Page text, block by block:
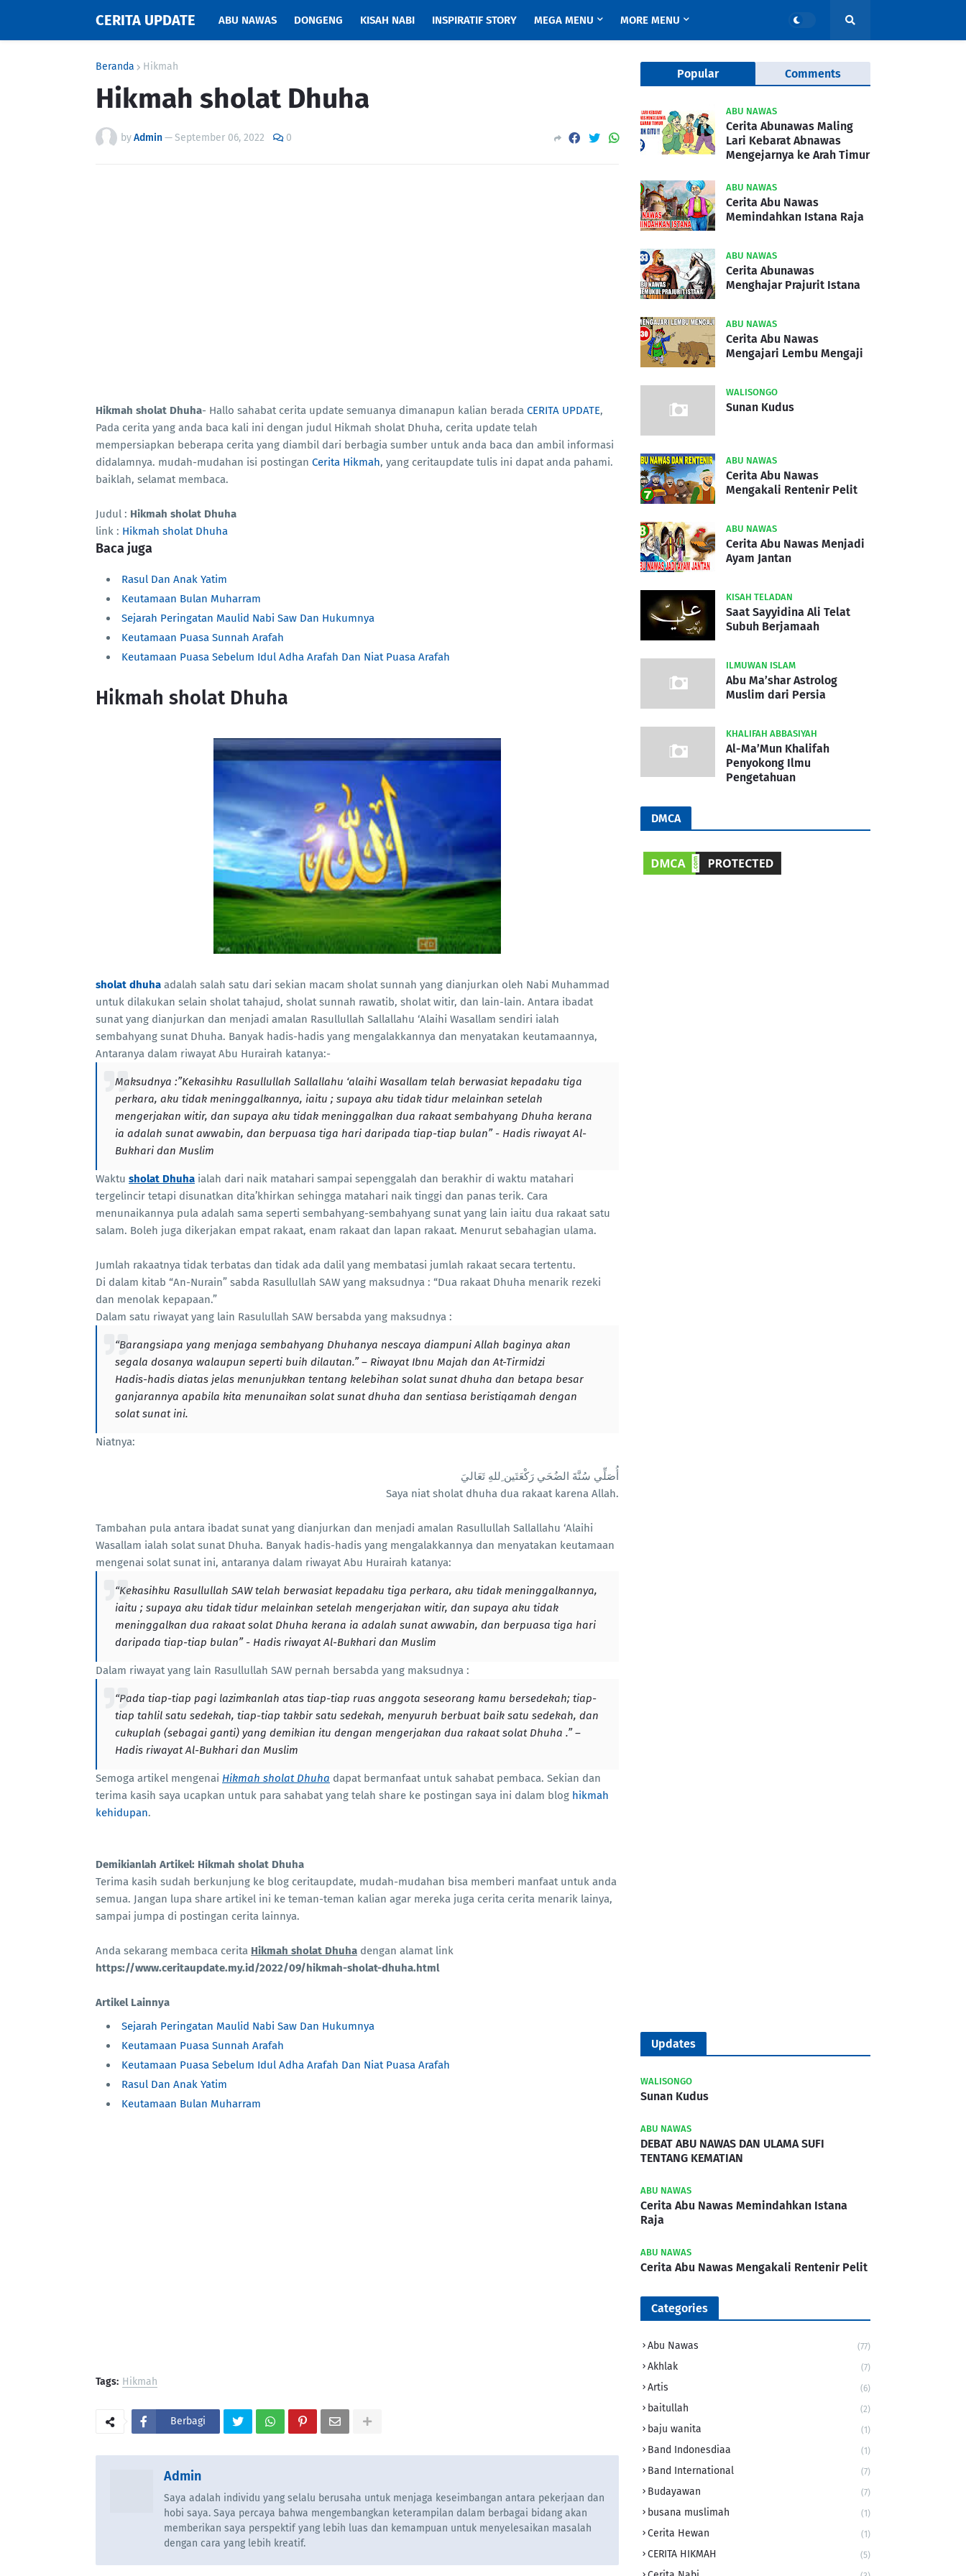
CERITA UPDATE ABU NAWAS DONGENG KISAH NABI INSPIRATIF STORY MEGA MENU MORE MENU
Beranda Hikmah
Hikmah sholat Dhuha
byAdmin—September 06, 2022 0
Hikmah sholat Dhuha- Hallo sahabat cerita update semuanya dimanapun kalian berada CERITA UPDATE,
Pada cerita yang anda baca kali ini dengan judul Hikmah sholat Dhuha, cerita update telah
mempersiapkan beberapa cerita yang diambil dari berbagia sumber untuk anda baca dan ambil informasi
didalamnya. mudah-mudahan isi postingan Cerita Hikmah, yang ceritaupdate tulis ini dapat anda pahami.
baiklah, selamat membaca.
Judul : Hikmah sholat Dhuha
link : Hikmah sholat Dhuha
Baca juga
Rasul Dan Anak Yatim
Keutamaan Bulan Muharram
Sejarah Peringatan Maulid Nabi Saw Dan Hukumnya
Keutamaan Puasa Sunnah Arafah
Keutamaan Puasa Sebelum Idul Adha Arafah Dan Niat Puasa Arafah
Hikmah sholat Dhuha
sholat dhuha adalah salah satu dari sekian macam sholat sunnah yang dianjurkan oleh Nabi Muhammad
untuk dilakukan selain sholat tahajud, sholat sunnah rawatib, sholat witir, dan lain-lain. Antara ibadat
sunat yang dianjurkan dan menjadi amalan Rasullullah Sallallahu ‘Alaihi Wasallam sendiri ialah
sembahyang sunat Dhuha. Banyak hadis-hadis yang mengalakkannya dan menyatakan keutamaannya,
Antaranya dalam riwayat Abu Hurairah katanya:-
Maksudnya :”Kekasihku Rasullullah Sallallahu ‘alaihi Wasallam telah berwasiat kepadaku tiga
perkara, aku tidak meninggalkannya, iaitu ; supaya aku tidak tidur melainkan setelah
mengerjakan witir, dan supaya aku tidak meninggalkan dua rakaat sembahyang Dhuha kerana
ia adalah sunat awwabin, dan berpuasa tiga hari daripada tiap-tiap bulan” - Hadis riwayat Al-
Bukhari dan Muslim
Waktu sholat Dhuha ialah dari naik matahari sampai sepenggalah dan berakhir di waktu matahari
tergelincir tetapi disunatkan dita’khirkan sehingga matahari naik tinggi dan panas terik. Cara
menunaikannya pula adalah sama seperti sembahyang-sembahyang sunat yang lain iaitu dua rakaat satu
salam. Boleh juga dikerjakan empat rakaat, enam rakaat dan lapan rakaat. Menurut sebahagian ulama.
Jumlah rakaatnya tidak terbatas dan tidak ada dalil yang membatasi jumlah rakaat secara tertentu.
Di dalam kitab “An-Nurain” sabda Rasullullah SAW yang maksudnya : “Dua rakaat Dhuha menarik rezeki
dan menolak kepapaan.”
Dalam satu riwayat yang lain Rasulullah SAW bersabda yang maksudnya :
“Barangsiapa yang menjaga sembahyang Dhuhanya nescaya diampuni Allah baginya akan
segala dosanya walaupun seperti buih dilautan.” – Riwayat Ibnu Majah dan At-Tirmidzi
Hadis-hadis diatas jelas menunjukkan tentang kelebihan solat sunat dhuha dan betapa besar
ganjarannya apabila kita menunaikan solat sunat dhuha dan sentiasa beristiqamah dengan
solat sunat ini.
Niatnya:
أُصَلِّي سُنَّةَ الضُحَي رَكْعَتَين ِللهِ تَعَاليَ
Saya niat sholat dhuha dua rakaat karena Allah.
Tambahan pula antara ibadat sunat yang dianjurkan dan menjadi amalan Rasullullah Sallallahu ‘Alaihi
Wasallam ialah solat sunat Dhuha. Banyak hadis-hadis yang mengalakkannya dan menyatakan keutamaan
mengenai solat sunat ini, antaranya dalam riwayat Abu Hurairah katanya:
“Kekasihku Rasullullah SAW telah berwasiat kepadaku tiga perkara, aku tidak meninggalkannya,
iaitu ; supaya aku tidak tidur melainkan setelah mengerjakan witir, dan supaya aku tidak
meninggalkan dua rakaat solat Dhuha kerana ia adalah sunat awwabin, dan berpuasa tiga hari
daripada tiap-tiap bulan” - Hadis riwayat Al-Bukhari dan Muslim
Dalam riwayat yang lain Rasullullah SAW pernah bersabda yang maksudnya :
“Pada tiap-tiap pagi lazimkanlah atas tiap-tiap ruas anggota seseorang kamu bersedekah; tiap-
tiap tahlil satu sedekah, tiap-tiap takbir satu sedekah, menyuruh berbuat baik satu sedekah, dan
cukuplah (sebagai ganti) yang demikian itu dengan mengerjakan dua rakaat solat Dhuha .” –
Hadis riwayat Al-Bukhari dan Muslim
Semoga artikel mengenai Hikmah sholat Dhuha dapat bermanfaat untuk sahabat pembaca. Sekian dan
terima kasih saya ucapkan untuk para sahabat yang telah share ke postingan saya ini dalam blog hikmah
kehidupan.
Demikianlah Artikel: Hikmah sholat Dhuha
Terima kasih sudah berkunjung ke blog ceritaupdate, mudah-mudahan bisa memberi manfaat untuk anda
semua. Jangan lupa share artikel ini ke teman-teman kalian agar mereka juga cerita cerita menarik lainya,
sampai jumpa di postingan cerita lainnya.
Anda sekarang membaca cerita Hikmah sholat Dhuha dengan alamat link
https://www.ceritaupdate.my.id/2022/09/hikmah-sholat-dhuha.html
Artikel Lainnya
Sejarah Peringatan Maulid Nabi Saw Dan Hukumnya
Keutamaan Puasa Sunnah Arafah
Keutamaan Puasa Sebelum Idul Adha Arafah Dan Niat Puasa Arafah
Rasul Dan Anak Yatim
Keutamaan Bulan Muharram
Tags: Hikmah
Berbagi
Admin
Saya adalah individu yang selalu berusaha untuk menjaga keseimbangan antara pekerjaan dan
hobi saya. Saya percaya bahwa mengembangkan keterampilan dalam berbagai bidang akan
memberikan saya perspektif yang lebih luas dan kemampuan untuk menyelesaikan masalah
dengan cara yang lebih kreatif.
Popular Comments
ABU NAWAS
Cerita Abunawas Maling
Lari Kebarat Abnawas
Mengejarnya ke Arah Timur
ABU NAWAS
Cerita Abu Nawas
Memindahkan Istana Raja
ABU NAWAS
Cerita Abunawas
Menghajar Prajurit Istana
ABU NAWAS
Cerita Abu Nawas
Mengajari Lembu Mengaji
WALISONGO
Sunan Kudus
ABU NAWAS
Cerita Abu Nawas
Mengakali Rentenir Pelit
ABU NAWAS
Cerita Abu Nawas Menjadi
Ayam Jantan
KISAH TELADAN
Saat Sayyidina Ali Telat
Subuh Berjamaah
ILMUWAN ISLAM
Abu Ma’shar Astrolog
Muslim dari Persia
KHALIFAH ABBASIYAH
Al-Ma’Mun Khalifah
Penyokong Ilmu
Pengetahuan
DMCA
Updates
WALISONGO
Sunan Kudus
ABU NAWAS
DEBAT ABU NAWAS DAN ULAMA SUFI
TENTANG KEMATIAN
ABU NAWAS
Cerita Abu Nawas Memindahkan Istana
Raja
ABU NAWAS
Cerita Abu Nawas Mengakali Rentenir Pelit
Categories
Abu Nawas (77)
Akhlak (7)
Artis (6)
baitullah (2)
baju wanita (1)
Band Indonesdiaa (1)
Band International (7)
Budayawan (7)
busana muslimah (1)
Cerita Hewan (1)
CERITA HIKMAH (5)